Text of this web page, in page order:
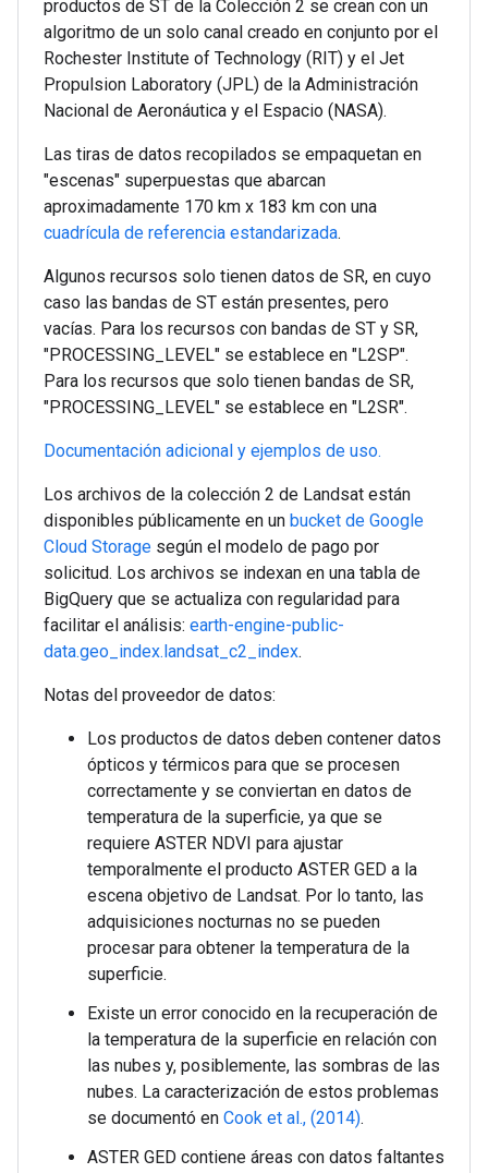
productos de ST de la Colección 2 se crean con un
algoritmo de un solo canal creado en conjunto por el
Rochester Institute of Technology (RIT) y el Jet
Propulsion Laboratory (JPL) de la Administración
Nacional de Aeronáutica y el Espacio (NASA).
Las tiras de datos recopilados se empaquetan en
"escenas" superpuestas que abarcan
aproximadamente 170 km x 183 km con una
cuadrícula de referencia estandarizada.
Algunos recursos solo tienen datos de SR, en cuyo
caso las bandas de ST están presentes, pero
vacías. Para los recursos con bandas de ST y SR,
"PROCESSING_LEVEL" se establece en "L2SP".
Para los recursos que solo tienen bandas de SR,
"PROCESSING_LEVEL" se establece en "L2SR".
Documentación adicional y ejemplos de uso.
Los archivos de la colección 2 de Landsat están
disponibles públicamente en un bucket de Google
Cloud Storage según el modelo de pago por
solicitud. Los archivos se indexan en una tabla de
BigQuery que se actualiza con regularidad para
facilitar el análisis: earth-engine-public-
data.geo_index.landsat_c2_index.
Notas del proveedor de datos:
Los productos de datos deben contener datos
ópticos y térmicos para que se procesen
correctamente y se conviertan en datos de
temperatura de la superficie, ya que se
requiere ASTER NDVI para ajustar
temporalmente el producto ASTER GED a la
escena objetivo de Landsat. Por lo tanto, las
adquisiciones nocturnas no se pueden
procesar para obtener la temperatura de la
superficie.
Existe un error conocido en la recuperación de
la temperatura de la superficie en relación con
las nubes y, posiblemente, las sombras de las
nubes. La caracterización de estos problemas
se documentó en Cook et al., (2014).
ASTER GED contiene áreas con datos faltantes